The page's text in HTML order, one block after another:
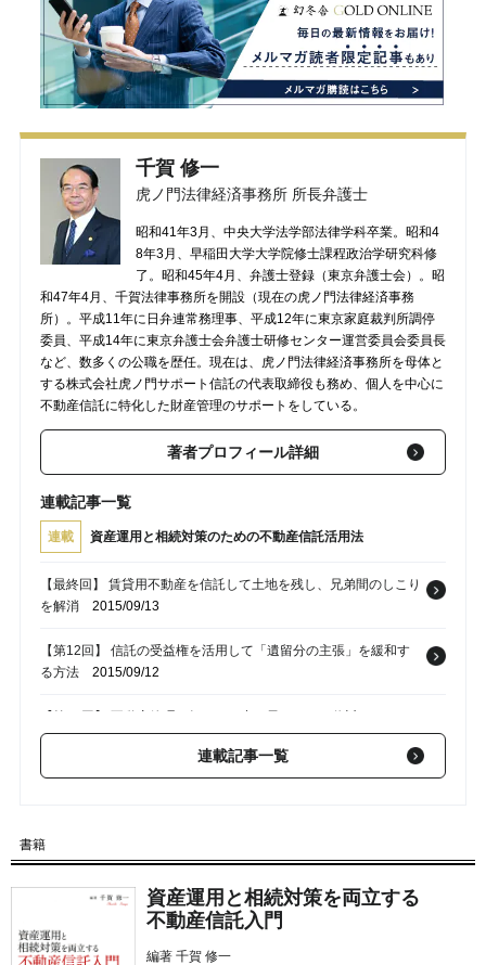
千賀 修一
虎ノ門法律経済事務所 所長弁護士
昭和41年3月、中央大学法学部法律学科卒業。昭和4
8年3月、早稲田大学大学院修士課程政治学研究科修
了。昭和45年4月、弁護士登録（東京弁護士会）。昭
和47年4月、千賀法律事務所を開設（現在の虎ノ門法律経済事務
所）。平成11年に日弁連常務理事、平成12年に東京家庭裁判所調停
委員、平成14年に東京弁護士会弁護士研修センター運営委員会委員長
など、数多くの公職を歴任。現在は、虎ノ門法律経済事務所を母体と
する株式会社虎ノ門サポート信託の代表取締役も務め、個人を中心に
不動産信託に特化した財産管理のサポートをしている。
著者プロフィール詳細
連載記事一覧
連載 資産運用と相続対策のための不動産信託活用法
【最終回】 賃貸用不動産を信託して土地を残し、兄弟間のしこり
を解消 2015/09/13
【第12回】 信託の受益権を活用して「遺留分の主張」を緩和す
る方法 2015/09/12
【第11回】 不動産管理を知らない妻と子のために信託とＰＭを
利用2015/09/11
【第10回】 子の世話にならないために任意後見契約と不動産信
【第9回】 認知症になった場合の賃貸管理＆生活の不安を解消す
る方法2015/09/09
連載記事一覧
書籍
資産運用と相続対策を両立する
不動産信託入門
編著 千賀 修一